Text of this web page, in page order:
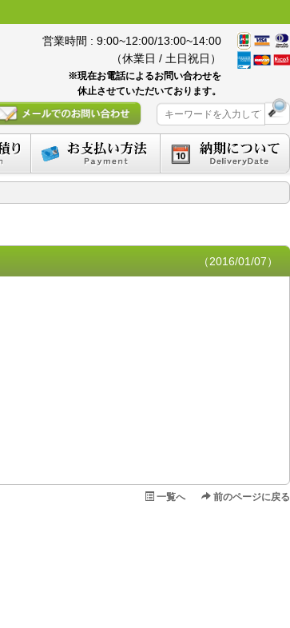
営業時間 : 9:00~12:00/13:00~14:00
（休業日 / 土日祝日）
※現在お電話によるお問い合わせを
休止させていただいております。
（2016/01/07）
一覧へ 前のページに戻る